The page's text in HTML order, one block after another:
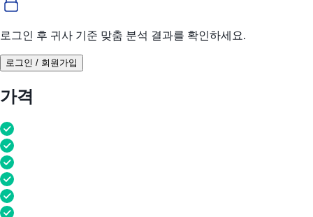
로그인 후 귀사 기준 맞춤 분석 결과를 확인하세요.
로그인 / 회원가입
가격